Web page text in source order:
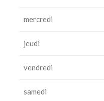
mercredi
jeudi
vendredi
samedi